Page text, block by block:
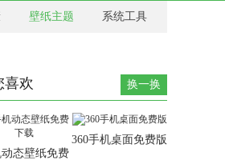
壁纸主题 系统工具
喜欢 换一换
态壁纸免费
360手机桌面免费版